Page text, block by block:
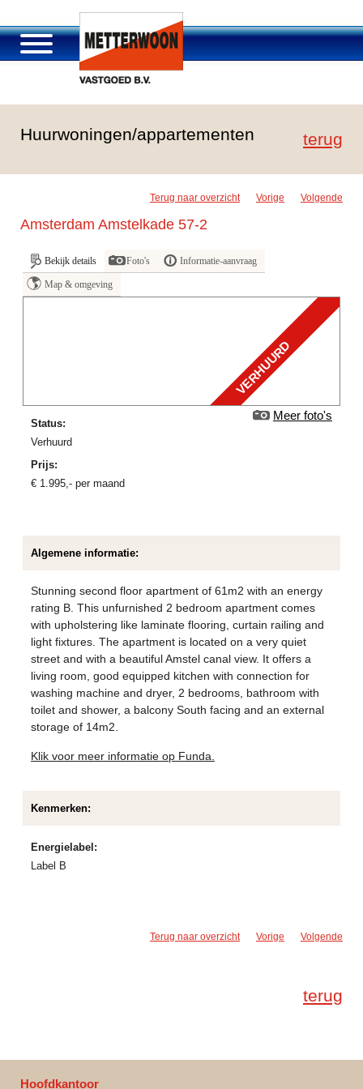
Portfolio
Huurwoningen/appartementen terug
Terug naar overzicht Vorige Volgende
Amsterdam Amstelkade 57-2
Bekijk details Foto's Informatie-aanvraag
Map & omgeving
VERHUURD
Meer foto's
Status:
verhuurd
Prijs:
€ 1.995,- per maand
Algemene informatie:
Stunning second floor apartment of 61m2 with an energy
rating B. This unfurnished 2 bedroom apartment comes
with upholstering like laminate flooring, curtain railing and
light fixtures. The apartment is located on a very quiet
street and with a beautiful Amstel canal view. It offers a
living room, good equipped kitchen with connection for
washing machine and dryer, 2 bedrooms, bathroom with
toilet and shower, a balcony South facing and an external
storage of 14m2.
Klik voor meer informatie op Funda.
Kenmerken:
Energielabel:
Label B
Terug naar overzicht Vorige Volgende
terug
Hoofdkantoor